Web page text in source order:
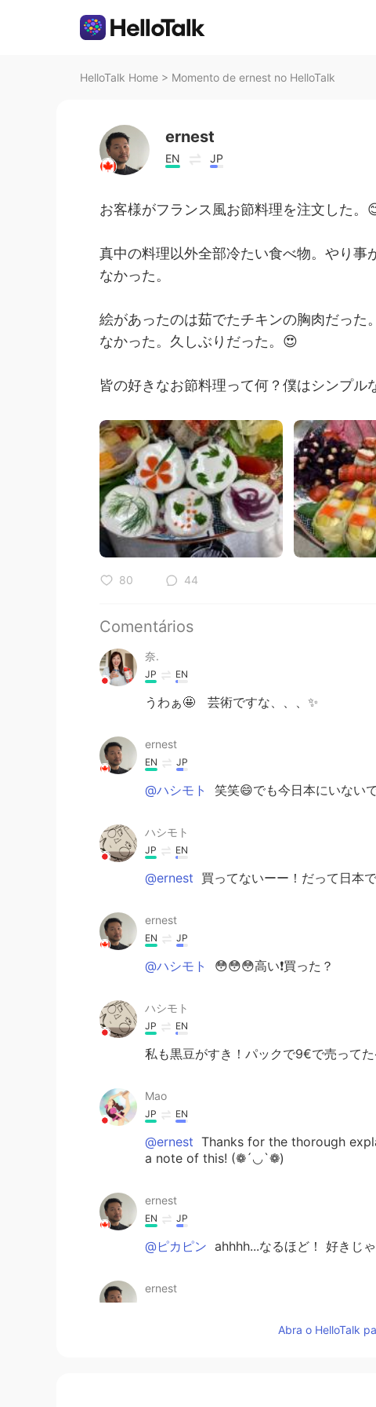
HelloTalk Home > Momento de ernest no HelloTalk
ernest
EN JP
お客様がフランス風お節料理を注文した。
真中の料理以外全部冷たい食べ物。やり
なかった。
絵があったのは茹でたチキンの胸肉だった
なかった。久しぶりだった。😍
皆の好きなお節料理って何？僕はシンプル
80 44
Comentários
奈.
JP EN
うわぁ🤩 芸術ですな、、、✨
ernest
EN JP
@ハシモト 笑笑😄でも今日本にいない
ハシモト
JP EN
@ernest 買ってないーー！だって日本
ernest
EN JP
@ハシモト 😳😳😳高い❗️買った？
ハシモト
JP EN
私も黒豆がすき！パックで9€で売って
Mao
JP EN
@ernest Thanks for the thorough
a note of this! (❁´◡`❁)
ernest
EN JP
@ピカピン ahhhh...なるほど！ 好きじ
ernest
😊 Good question! There isn’t
Abra o HelloTalk